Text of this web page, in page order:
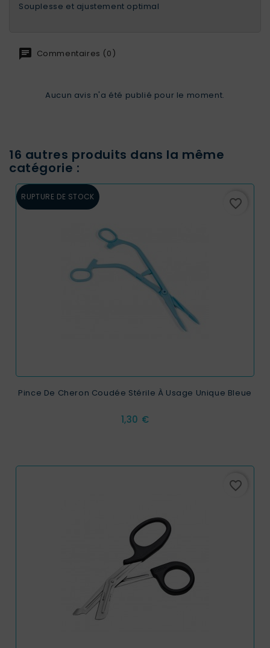
Souplesse et ajustement optimal
Commentaires (0)
Aucun avis n'a été publié pour le moment.
16 autres produits dans la même
catégorie :
RUPTURE DE STOCK favorite_border
Pince De Cheron Coudée Stérile À Usage Unique Bleue
Prix
1,30 €
favorite_border